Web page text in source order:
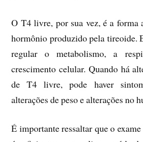
O T4 livre, por sua vez, é a forma
hormônio produzido pela tireoide.
regular o metabolismo, a
crescimento celular. Quando há
de T4 livre, pode haver
alterações de peso e alterações no
É importante ressaltar que o